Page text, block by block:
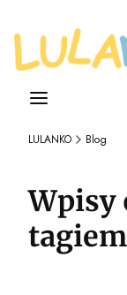
LULANKO Blog
Wpisy